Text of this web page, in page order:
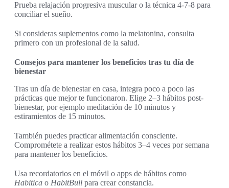
Prueba relajación progresiva muscular o la técnica 4-7-8 para
conciliar el sueño.
Si consideras suplementos como la melatonina, consulta
primero con un profesional de la salud.
Consejos para mantener los beneficios tras tu día de
bienestar
Tras un día de bienestar en casa, integra poco a poco las
prácticas que mejor te funcionaron. Elige 2–3 hábitos post-
bienestar, por ejemplo meditación de 10 minutos y
estiramientos de 15 minutos.
También puedes practicar alimentación consciente.
Comprométete a realizar estos hábitos 3–4 veces por semana
para mantener los beneficios.
Usa recordatorios en el móvil o apps de hábitos como
Habitica o HabitBull para crear constancia.